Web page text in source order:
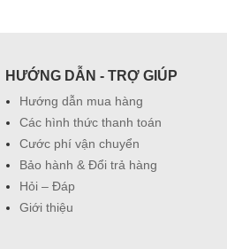
HƯỚNG DẪN - TRỢ GIÚP
Hướng dẫn mua hàng
Các hình thức thanh toán
Cước phí vận chuyển
Bảo hành & Đổi trả hàng
Hỏi – Đáp
Giới thiệu